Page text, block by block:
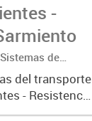
-
de
del transporte
- Resistencia